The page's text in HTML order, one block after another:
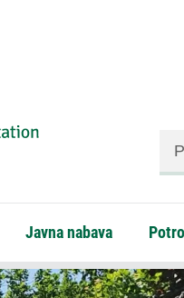
Javna nabava